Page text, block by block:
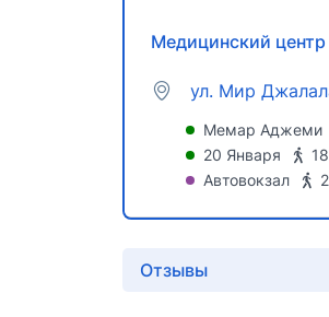
Медицинский
ул. Мир
Мемар Аджеми
20 Января
Автовокзал
Отзывы